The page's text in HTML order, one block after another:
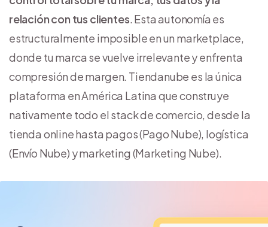
relación con tus clientes. Esta autonomía es
estructuralmente imposible en un marketplace,
donde tu marca se vuelve irrelevante y enfrenta
compresión de margen. Tiendanube es la única
plataforma en América Latina que construye
nativamente todo el stack de comercio, desde la
tienda online hasta pagos (Pago Nube), logística
(Envío Nube) y marketing (Marketing Nube).